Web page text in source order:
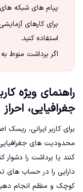
پیام های شبکه
برای کارهای
استفاده کنید.
اگر برداشت منوط
راهنمای ویژه
جغرافیایی،
برای کاربر ایرانی،
محدودیت های
دارایی را در حساب های
کوچک و منظم انجام